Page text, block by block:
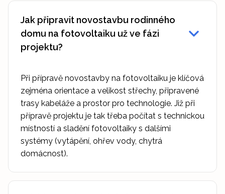
Jak připravit novostavbu rodinného
domu na fotovoltaiku už ve fázi
projektu?
Při přípravě novostavby na fotovoltaiku je klíčová
zejména orientace a velikost střechy, připravené
trasy kabeláže a prostor pro technologie. Již při
přípravě projektu je tak třeba počítat s technickou
místností a sladění fotovoltaiky s dalšími
systémy (vytápění, ohřev vody, chytrá
domácnost).